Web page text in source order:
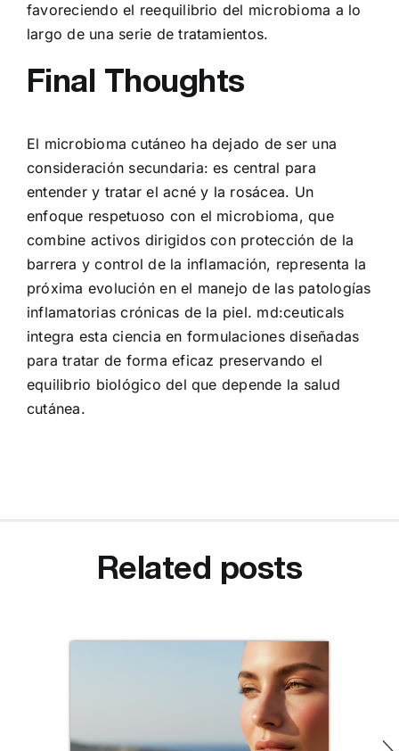
favoreciendo el reequilibrio del microbioma a lo
largo de una serie de tratamientos.
Final Thoughts
El microbioma cutáneo ha dejado de ser una
consideración secundaria: es central para
entender y tratar el acné y la rosácea. Un
enfoque respetuoso con el microbioma, que
combine activos dirigidos con protección de la
barrera y control de la inflamación, representa la
próxima evolución en el manejo de las patologías
inflamatorias crónicas de la piel. md:ceuticals
integra esta ciencia en formulaciones diseñadas
para tratar de forma eficaz preservando el
equilibrio biológico del que depende la salud
cutánea.
Related posts